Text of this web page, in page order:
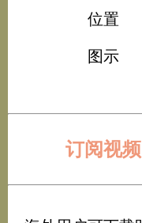
位置
图示
订阅视频